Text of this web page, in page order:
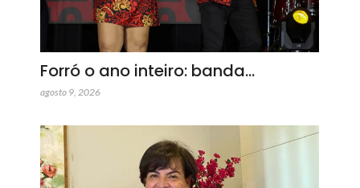
Forró o ano inteiro: banda…
agosto 9, 2026